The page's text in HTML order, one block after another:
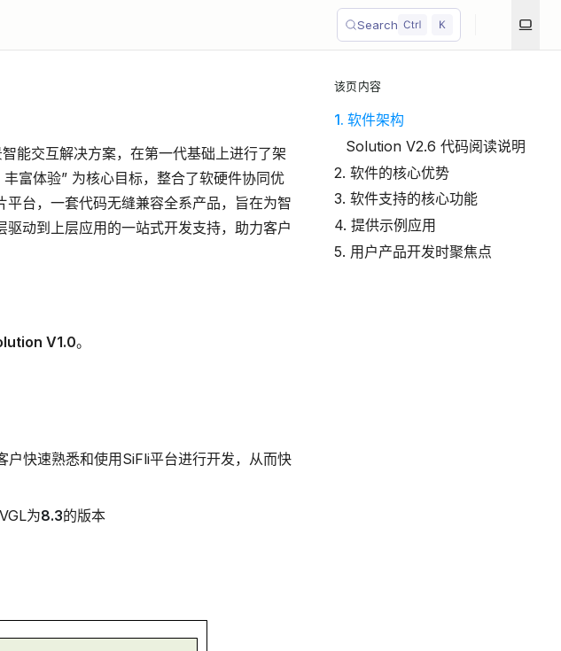
Search
该页内容
1. 软件架构
Solution V2.6 代码阅读说明
2. 软件的核心优势
3. 软件支持的核心功能
4. 提供示例应用
5. 用户产品开发时聚焦点
能交互解决方案，在第一代基础上进行了架
富体验” 为核心目标，整合了软硬件协同优
台，一套代码无缝兼容全系产品，旨在为智
动到上层应用的一站式开发支持，助力客户
V1.0。
快速熟悉和使用SiFli平台进行开发，从而快
为8.3的版本